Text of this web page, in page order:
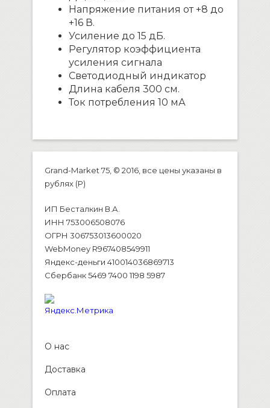
Напряжение питания от +8 до
+16 В.
Усиление до 15 дБ.
Регулятор коэффициента
усиления сигнала
Светодиодный индикатор
Длина кабеля 300 см.
Ток потребления 10 мА
Grand-Market 75, © 2016, все цены указаны в
рублях (P)
ИП Бесталкин В.А.
ИНН 753006508076
ОГРН 306753013600020
WebMoney R967408549911
Яндекс-деньги 410014036869713
Сбербанк 5469 7400 1198 5987
О нас
Доставка
Оплата